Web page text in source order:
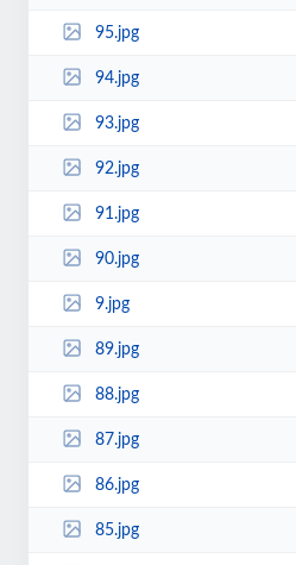
95.jpg
94.jpg
93.jpg
92.jpg
91.jpg
90.jpg
9.jpg
89.jpg
88.jpg
87.jpg
86.jpg
85.jpg